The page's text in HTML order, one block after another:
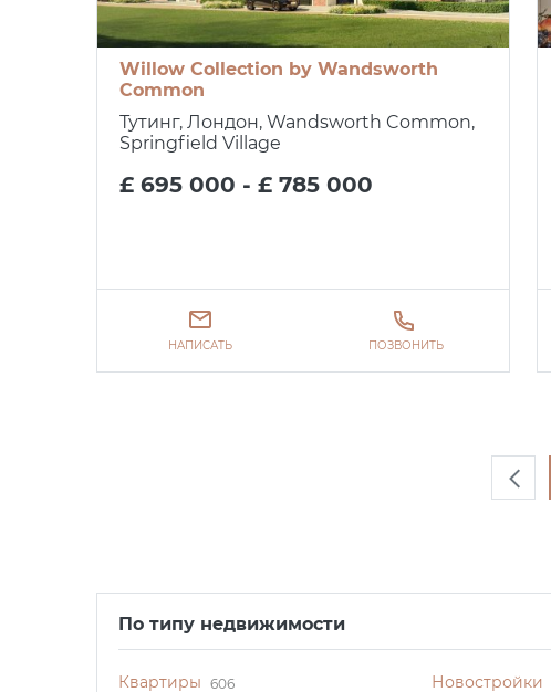
Willow Collection by Wandsworth
Common
Тутинг, Лондон, Wandsworth Common,
Springfield Village
£ 695 000 - £ 785 000
НАПИСАТЬ ПОЗВОНИТЬ
По типу недвижимости
Квартиры 606 Новостройки